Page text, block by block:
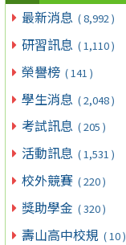
最新消息 ( 8,992 )
研習訊息 ( 1,110 )
榮譽榜 ( 141 )
學生消息 ( 2,048 )
考試訊息 ( 205 )
活動訊息 ( 1,531 )
校外競賽 ( 220 )
獎助學金 ( 320 )
壽山高中校規 ( 10 )